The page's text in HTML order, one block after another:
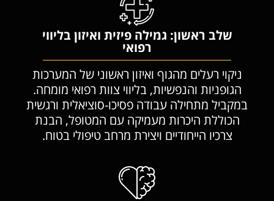
שלב ראשון: גמילה פיזית ואיזון בליווי
רפואי
ניקוי רעלים מהגוף ואיזון ראשוני של המערכות
הגופניות והנפשיות, בליווי צוות רפואי מומחה.
במקביל מתחילה עבודה פסיכו-סוציאלית ורגשית
הכוללת היכרות מעמיקה עם המטופל, הבנת
צרכיו הייחודיים ויצירת מרחב טיפולי בטוח.